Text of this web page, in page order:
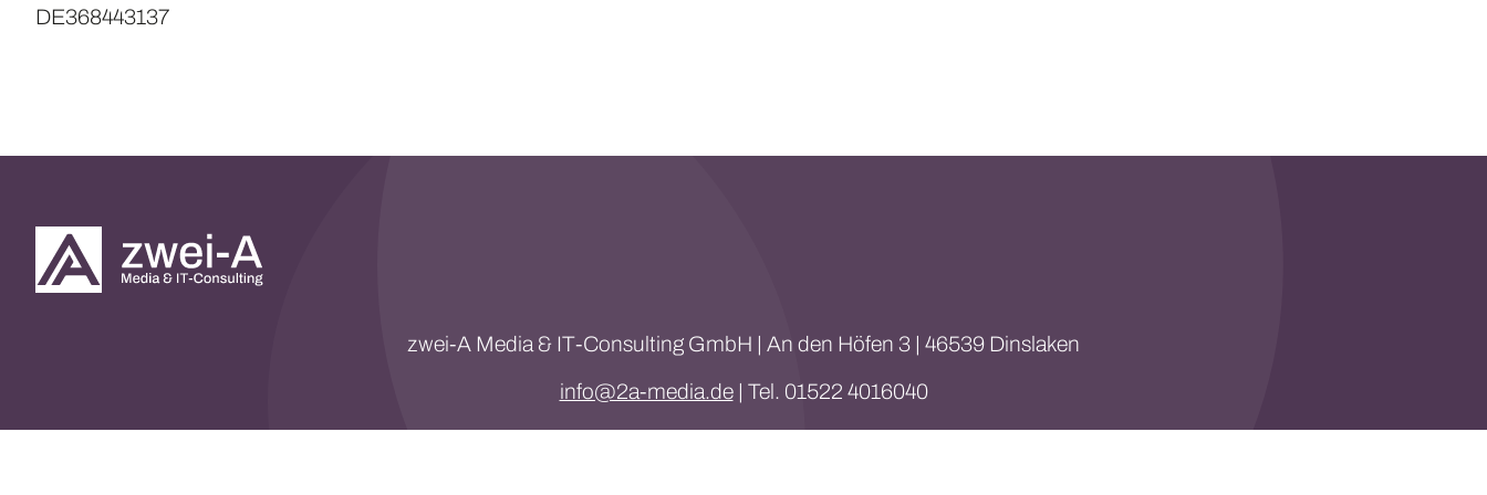
DE368443137
zwei-A Media & IT-Consulting GmbH | An den Höfen 3 | 46539 Dinslaken
info@2a-media.de | Tel. 01522 4016040